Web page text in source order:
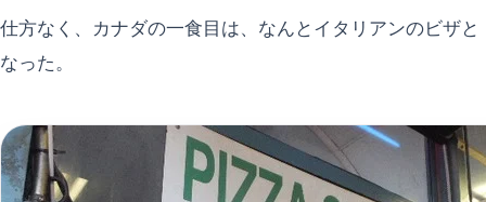
仕方なく、カナダの一食目は、なんとイタリアンのビザと
なった。